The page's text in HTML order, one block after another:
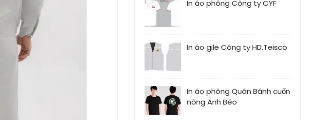
In áo phông Công ty CYF
In áo gile Công ty HD.Teisco
In áo phông Quán Bánh cuốn
nóng Anh Béo